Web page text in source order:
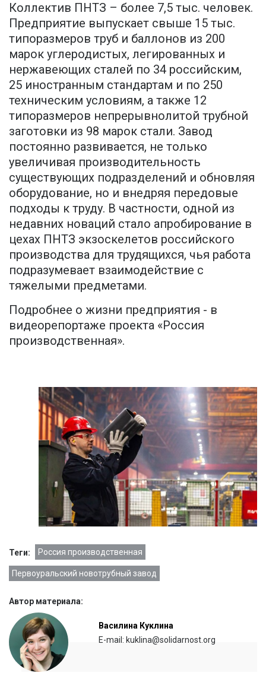
Коллектив ПНТЗ – более 7,5 тыс. человек.
Предприятие выпускает свыше 15 тыс.
типоразмеров труб и баллонов из 200
марок углеродистых, легированных и
нержавеющих сталей по 34 российским,
25 иностранным стандартам и по 250
техническим условиям, а также 12
типоразмеров непрерывнолитой трубной
заготовки из 98 марок стали. Завод
постоянно развивается, не только
увеличивая производительность
существующих подразделений и обновляя
оборудование, но и внедряя передовые
подходы к труду. В частности, одной из
недавних новаций стало апробирование в
цехах ПНТЗ экзоскелетов российского
производства для трудящихся, чья работа
подразумевает взаимодействие с
тяжелыми предметами.
Подробнее о жизни предприятия - в
видеорепортаже проекта «Россия
производственная».
Теги: Россия производственная
Первоуральский новотрубный завод
Автор материала:
Василина Куклина
E-mail: kuklina@solidarnost.org